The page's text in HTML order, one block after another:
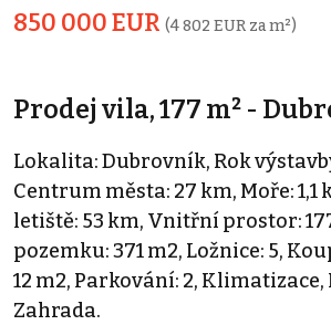
850 000 EUR (4 802 EUR za m²)
Prodej vila, 177 m² -
Lokalita: Dubrovník, Rok
Centrum města: 27 km, Moře:
letiště: 53 km, Vnitřní prostor:
pozemku: 371 m2, Ložnice: 5,
12 m2, Parkování: 2,
Zahrada.